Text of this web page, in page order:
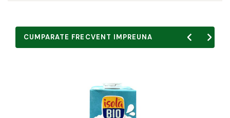
CUMPARATE FRECVENT IMPREUNA